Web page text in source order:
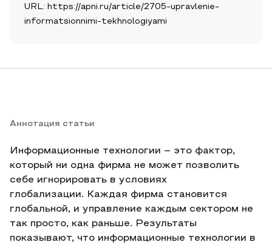
URL: https://apni.ru/article/2705-upravlenie-
informatsionnimi-tekhnologiyami
Аннотация статьи
Информационные технологии – это фактор,
который ни одна фирма не может позволить
себе игнорировать в условиях
глобализации. Каждая фирма становится
глобальной, и управление каждым сектором не
так просто, как раньше. Результаты
показывают, что информационные технологии в